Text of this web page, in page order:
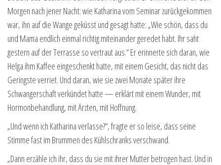
Morgen nach jener Nacht: wie Katharina vom Seminar zurückgekommen
war, ihn auf die Wange geküsst und gesagt hatte: „Wie schön, dass du
und Mama endlich einmal richtig miteinander geredet habt. Ihr saht
gestern auf der Terrasse so vertraut aus.“ Er erinnerte sich daran, wie
Helga ihm Kaffee eingeschenkt hatte, mit einem Gesicht, das nicht das
Geringste verriet. Und daran, wie sie zwei Monate später ihre
Schwangerschaft verkündet hatte — erklärt mit einem Wunder, mit
Hormonbehandlung, mit Ärzten, mit Hoffnung.
„Und wenn ich Katharina verlasse?“, fragte er so leise, dass seine
Stimme fast im Brummen des Kühlschranks verschwand.
„Dann erzähle ich ihr, dass du sie mit ihrer Mutter betrogen hast. Und in